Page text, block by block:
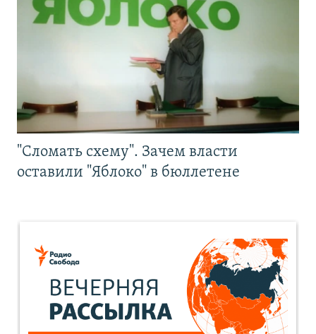
"Сломать схему". Зачем власти
оставили "Яблоко" в бюллетене